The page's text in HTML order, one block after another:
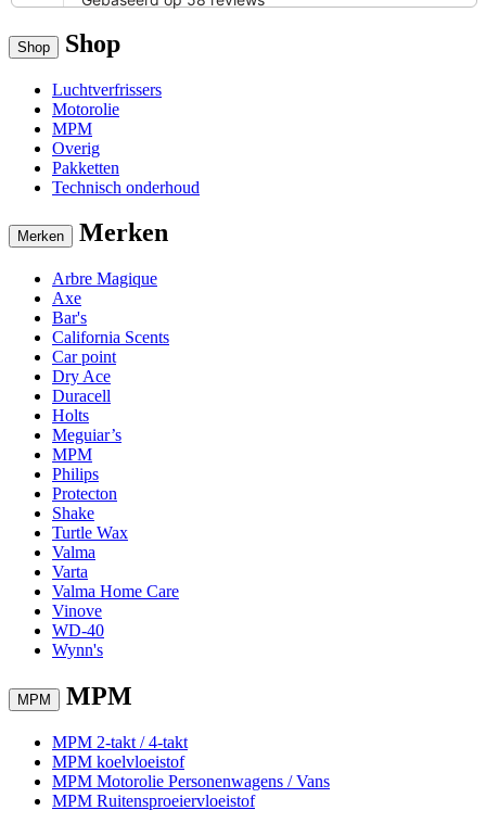
Shop Shop
Luchtverfrissers
Motorolie
MPM
Overig
Pakketten
Technisch onderhoud
Merken Merken
Arbre Magique
Axe
Bar's
California Scents
Car point
Dry Ace
Duracell
Holts
Meguiar’s
MPM
Philips
Protecton
Shake
Turtle Wax
Valma
Varta
Valma Home Care
Vinove
WD-40
Wynn's
MPM MPM
MPM 2-takt / 4-takt
MPM koelvloeistof
MPM Motorolie Personenwagens / Vans
MPM Ruitensproeiervloeistof